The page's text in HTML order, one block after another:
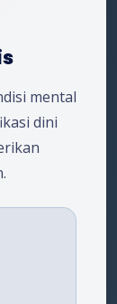
mental
dini